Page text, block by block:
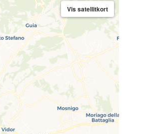
Vis satellitkort